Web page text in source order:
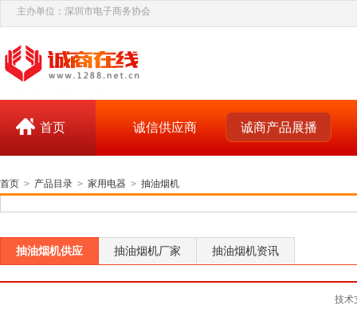
主办单位：深圳市电子商务协会
首页 诚信供应商 诚商产品展播
首页 > 产品目录 > 家用电器 > 抽油烟机
抽油烟机供应 抽油烟机厂家 抽油烟机资讯
技术